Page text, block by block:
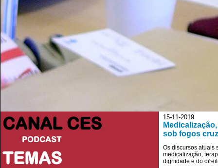
CANAL CES
PODCAST
TEMAS
15-11-2019
sob fogos
Os discursos atuais
medicalização,
dignidade e do